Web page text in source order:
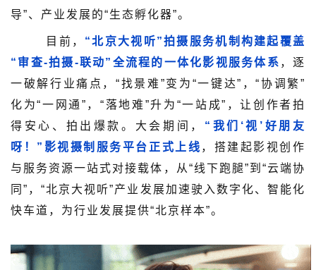
导”、产业发展的“生态孵化器”。
目前， “北京大视听”拍摄服务机制构建起覆盖
“审查-拍摄-联动”全流程的一体化影视服务体系 ，逐
一破解行业痛点，“找景难”变为“一键达”，“协调繁”
化为“一网通”，“落地难”升为“一站成”，让创作者拍
得安心、拍出爆款。大会期间， “我们‘视’好朋友
呀！”影视摄制服务平台正式上线 ，搭建起影视创作
与服务资源一站式对接载体，从“线下跑腿”到“云端协
同”，“北京大视听”产业发展加速驶入数字化、智能化
快车道，为行业发展提供“北京样本”。